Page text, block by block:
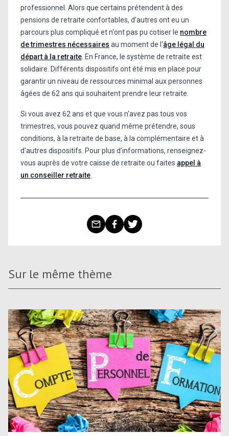
professionnel. Alors que certains prétendent à des
pensions de retraite confortables, d’autres ont eu un
parcours plus compliqué et n'ont pas pu cotiser le nombre
de trimestres nécessaires au moment de l'âge légal du
départ à la retraite . En France, le système de retraite est
solidaire. Différents dispositifs ont été mis en place pour
garantir un niveau de ressources minimal aux personnes
âgées de 62 ans qui souhaitent prendre leur retraite.
Si vous avez 62 ans et que vous n'avez pas tous vos
trimestres, vous pouvez quand même prétendre, sous
conditions, à la retraite de base, à la complémentaire et à
d'autres dispositifs. Pour plus d'informations, renseignez-
vous auprès de votre caisse de retraite ou faites appel à
un conseiller retraite
Sur le même thème